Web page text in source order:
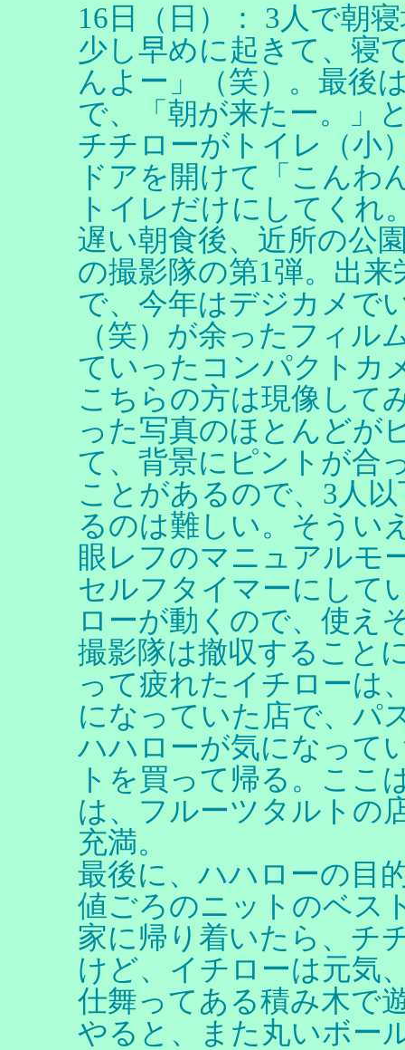
16日（日）： 3人で朝
少し早めに起きて、寝
んよー」（笑）。最後
で、「朝が来たー。」
チチローがトイレ（小
ドアを開けて「こんわ
トイレだけにしてくれ
遅い朝食後、近所の公
の撮影隊の第1弾。出
で、今年はデジカメで
（笑）が余ったフィル
ていったコンパクトカ
こちらの方は現像して
った写真のほとんどが
て、背景にピントが合
ことがあるので、3人
るのは難しい。そうい
眼レフのマニュアルモ
セルフタイマーにして
ローが動くので、使え
撮影隊は撤収すること
って疲れたイチローは
になっていた店で、パ
ハハローが気になって
トを買って帰る。ここ
は、フルーツタルトの
充満。
最後に、ハハローの目
値ごろのニットのベス
家に帰り着いたら、チ
けど、イチローは元気
仕舞ってある積み木で
やると、また丸いボー